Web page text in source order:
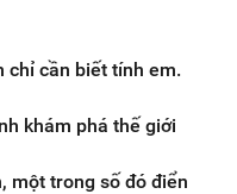
chỉ cần biết tính em.
khám phá thế giới
một trong số đó điển